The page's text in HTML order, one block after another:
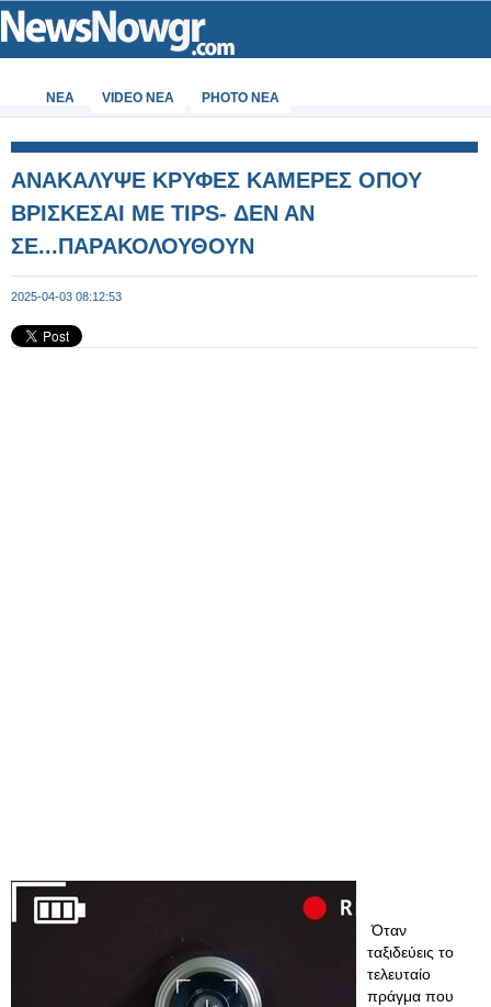
ΝΕΑ VIDEO NEA PHOTO NEA
ΑΝΑΚΑΛΥΨΕ ΚΡΥΦΕΣ ΚΑΜΕΡΕΣ ΟΠΟΥ
ΒΡΙΣΚΕΣΑΙ ΜΕ TIPS- ΔΕΝ ΑΝ
ΣΕ...ΠΑΡΑΚΟΛΟΥΘΟΥΝ
2025-04-03 08:12:53
Όταν
ταξιδεύεις το
τελευταίο
πράγμα που